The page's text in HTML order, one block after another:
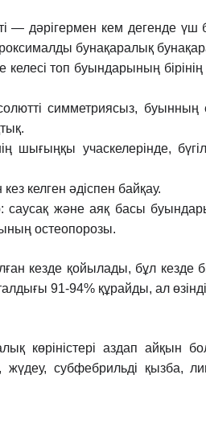
— дəрігермен кем дегенде
бунақаралық
топ буындарының бірінің
симметриясыз, буынның
шығыңқы учаскелерінде,
келген əдіспен байқау.
саусақ жəне аяқ басы
остеопорозы.
кезде қойылады, бұл кезде
91-94% құрайды, ал
көріністері аздап айқын
жүдеу, субфебрильді қызба,